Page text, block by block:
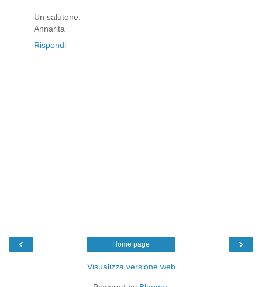
Un salutone.
Annarita
Rispondi
‹ ›
Home page
Visualizza versione web